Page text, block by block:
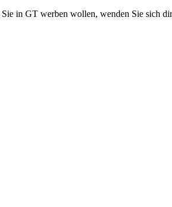
in GT werben wollen, wenden Sie sich